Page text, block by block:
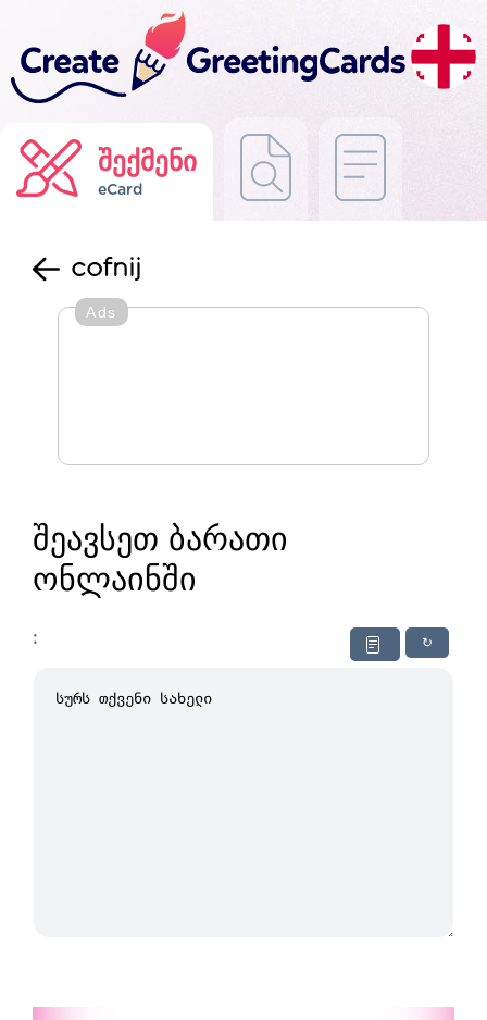
შექმენი
eCard
cofnij
Ads
შეავსეთ ბარათი
ონლაინში
↻
: